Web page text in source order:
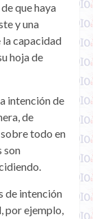
que haya
y una
capacidad
hoja de
intención de
de
todo en
son
de intención
por ejemplo,